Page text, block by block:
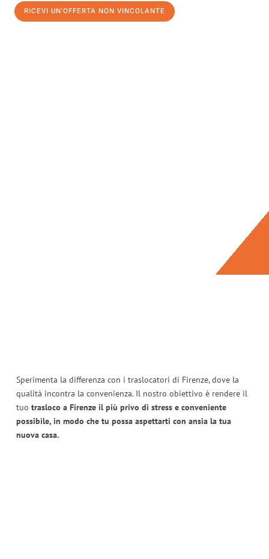
RICEVI UN'OFFERTA NON VINCOLANTE
Sperimenta la differenza con i traslocatori di Firenze, dove la
qualità incontra la convenienza. Il nostro obiettivo è rendere il
tuo trasloco a Firenze il più privo di stress e conveniente
possibile, in modo che tu possa aspettarti con ansia la tua
nuova casa.